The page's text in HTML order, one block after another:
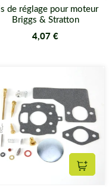
de réglage pour moteur
Briggs & Stratton
4,07 €